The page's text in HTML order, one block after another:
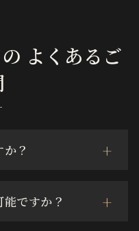
よくあるご
？
ですか？